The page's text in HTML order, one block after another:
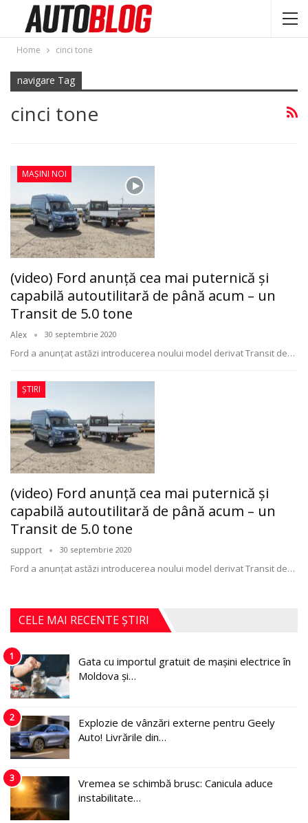
Home cinci tone
navigare Tag
cinci tone
MAȘINI NOI
(video) Ford anunță cea mai puternică și
capabilă autoutilitară de până acum – un
Transit de 5.0 tone
Alex 30 septembrie 2020
Ford a anunțat astăzi introducerea noului model derivat Transit de…
ȘTIRI
(video) Ford anunță cea mai puternică și
capabilă autoutilitară de până acum – un
Transit de 5.0 tone
support 30 septembrie 2020
Ford a anunțat astăzi introducerea noului model derivat Transit de…
CELE MAI RECENTE ȘTIRI
1
Gata cu importul gratuit de mașini electrice în
Moldova și…
2
Explozie de vânzări externe pentru Geely
Auto! Livrările din…
3
Vremea se schimbă brusc: Canicula aduce
instabilitate…